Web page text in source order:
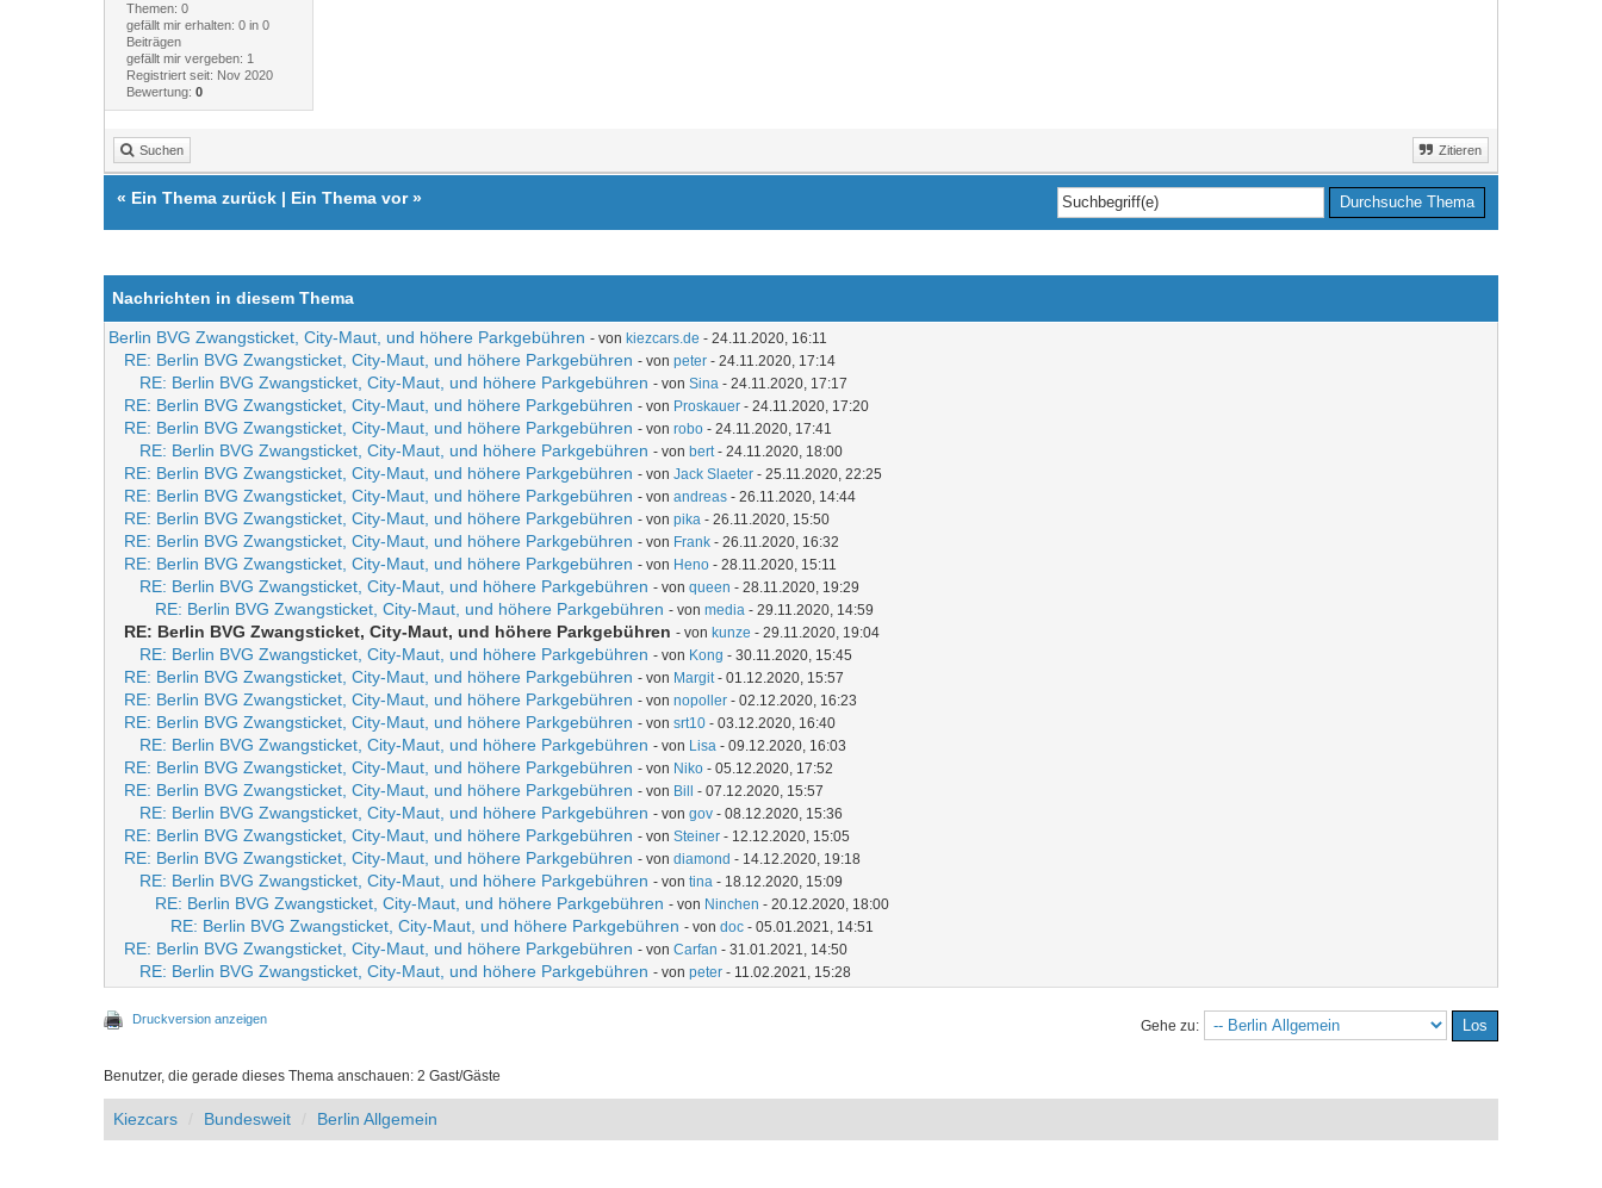
Themen: 0
gefällt mir erhalten: 0 in 0
Beiträgen
gefällt mir vergeben: 1
Registriert seit: Nov 2020
Bewertung: 0
Suchen Zitieren
« Ein Thema zurück | Ein Thema vor»
Nachrichten in diesem Thema
Berlin BVG Zwangsticket, City-Maut, und höhere Parkgebühren - von kiezcars.de - 24.11.2020, 16:11
RE: Berlin BVG Zwangsticket, City-Maut, und höhere Parkgebühren - von peter - 24.11.2020, 17:14
RE: Berlin BVG Zwangsticket, City-Maut, und höhere Parkgebühren - von Sina - 24.11.2020, 17:17
RE: Berlin BVG Zwangsticket, City-Maut, und höhere Parkgebühren - von Proskauer - 24.11.2020, 17:20
RE: Berlin BVG Zwangsticket, City-Maut, und höhere Parkgebühren - von robo - 24.11.2020, 17:41
RE: Berlin BVG Zwangsticket, City-Maut, und höhere Parkgebühren - von bert- 24.11.2020, 18:00
RE: Berlin BVG Zwangsticket, City-Maut, und höhere Parkgebühren - von Jack Slaeter - 25.11.2020, 22:25
RE: Berlin BVG Zwangsticket, City-Maut, und höhere Parkgebühren - von andreas - 26.11.2020, 14:44
RE: Berlin BVG Zwangsticket, City-Maut, und höhere Parkgebühren - von pika - 26.11.2020, 15:50
RE: Berlin BVG Zwangsticket, City-Maut, und höhere Parkgebühren - von Frank - 26.11.2020, 16:32
RE: Berlin BVG Zwangsticket, City-Maut, und höhere Parkgebühren - von Heno - 28.11.2020, 15:11
RE: Berlin BVG Zwangsticket, City-Maut, und höhere Parkgebühren - von queen - 28.11.2020, 19:29
RE: Berlin BVG Zwangsticket, City-Maut, und höhere Parkgebühren - von media - 29.11.2020, 14:59
RE: Berlin BVG Zwangsticket, City-Maut, und höhere Parkgebühren - von kunze - 29.11.2020, 19:04
RE: Berlin BVG Zwangsticket, City-Maut, und höhere Parkgebühren - von Kong - 30.11.2020, 15:45
RE: Berlin BVG Zwangsticket, City-Maut, und höhere Parkgebühren - von Margit- 01.12.2020, 15:57
RE: Berlin BVG Zwangsticket, City-Maut, und höhere Parkgebühren - von nopoller - 02.12.2020, 16:23
RE: Berlin BVG Zwangsticket, City-Maut, und höhere Parkgebühren - von srt10 - 03.12.2020, 16:40
RE: Berlin BVG Zwangsticket, City-Maut, und höhere Parkgebühren - von Lisa - 09.12.2020, 16:03
RE: Berlin BVG Zwangsticket, City-Maut, und höhere Parkgebühren - von Niko - 05.12.2020, 17:52
RE: Berlin BVG Zwangsticket, City-Maut, und höhere Parkgebühren - von Bill - 07.12.2020, 15:57
RE: Berlin BVG Zwangsticket, City-Maut, und höhere Parkgebühren - von gov - 08.12.2020, 15:36
RE: Berlin BVG Zwangsticket, City-Maut, und höhere Parkgebühren - von Steiner - 12.12.2020, 15:05
RE: Berlin BVG Zwangsticket, City-Maut, und höhere Parkgebühren - von diamond - 14.12.2020, 19:18
RE: Berlin BVG Zwangsticket, City-Maut, und höhere Parkgebühren - von tina - 18.12.2020, 15:09
RE: Berlin BVG Zwangsticket, City-Maut, und höhere Parkgebühren - von Ninchen - 20.12.2020, 18:00
RE: Berlin BVG Zwangsticket, City-Maut, und höhere Parkgebühren - von doc - 05.01.2021, 14:51
RE: Berlin BVG Zwangsticket, City-Maut, und höhere Parkgebühren - von Carfan - 31.01.2021, 14:50
RE: Berlin BVG Zwangsticket, City-Maut, und höhere Parkgebühren - von peter - 11.02.2021, 15:28
Druckversion anzeigen Gehe zu:
Benutzer, die gerade dieses Thema anschauen: 2 Gast/Gäste
Kiezcars Bundesweit Berlin Allgemein